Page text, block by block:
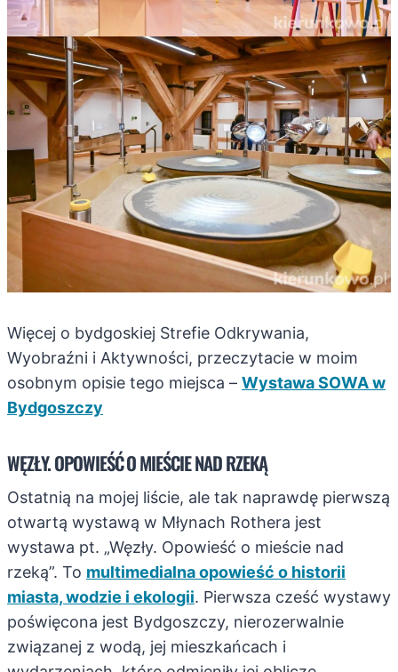
Więcej o bydgoskiej Strefie Odkrywania,
Wyobraźni i Aktywności, przeczytacie w moim
osobnym opisie tego miejsca – Wystawa SOWA w
Bydgoszczy
WĘZŁY. OPOWIEŚĆ O MIEŚCIE NAD RZEKĄ
Ostatnią na mojej liście, ale tak naprawdę pierwszą
otwartą wystawą w Młynach Rothera jest
wystawa pt. „Węzły. Opowieść o mieście nad
rzeką”. To multimedialna opowieść o historii
miasta, wodzie i ekologii. Pierwsza cześć wystawy
poświęcona jest Bydgoszczy, nierozerwalnie
związanej z wodą, jej mieszkańcach i